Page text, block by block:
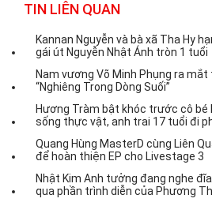
TIN LIÊN QUAN
Kannan Nguyễn và bà xã Tha Hy
gái út Nguyễn Nhật Ánh tròn 1 tuổi
Nam vương Võ Minh Phụng ra
“Nghiêng Trong Dòng Suối”
Hương Tràm bật khóc trước cô bé
sống thực vật, anh trai 17 tuổi đi
Quang Hùng MasterD cùng Liên
để hoàn thiện EP cho Livestage 3
Nhật Kim Anh tưởng đang nghe
qua phần trình diễn của Phương